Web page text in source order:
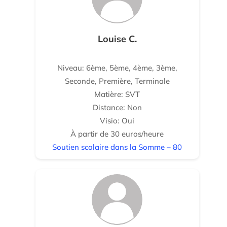
Louise C.
Niveau: 6ème, 5ème, 4ème, 3ème,
Seconde, Première, Terminale
Matière: SVT
Distance: Non
Visio: Oui
À partir de 30 euros/heure
Soutien scolaire dans la Somme – 80